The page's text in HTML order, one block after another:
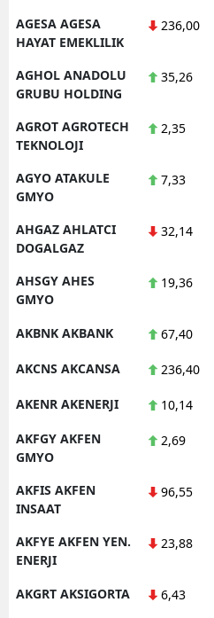
AGESA AGESA
HAYAT EMEKLILIK
236,00
AGHOL ANADOLU
GRUBU HOLDING
35,26
AGROT AGROTECH
TEKNOLOJI
2,35
AGYO ATAKULE
GMYO
7,33
AHGAZ AHLATCI
DOGALGAZ
32,14
AHSGY AHES
GMYO
19,36
AKBNK AKBANK 67,40
AKCNS AKCANSA 236,40
AKENR AKENERJI 10,14
AKFGY AKFEN
GMYO
2,69
AKFIS AKFEN
INSAAT
96,55
AKFYE AKFEN YEN.
ENERJI
23,88
AKGRT AKSIGORTA 6,43